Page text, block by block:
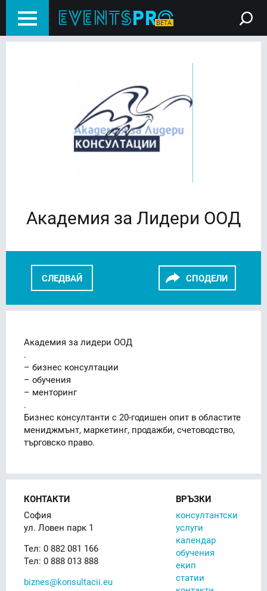
Академия за Лидери ООД
СЛЕДВАЙ СПОДЕЛИ
Академия за лидери ООД
.
– бизнес консултации
– обучения
– менторинг
.
Бизнес консултанти с 20-годишен опит в областите
мениджмънт, маркетинг, продажби, счетоводство,
търговско право.
КОНТАКТИ
София
ул. Ловен парк 1
Тел: 0 882 081 166
Тел: 0 888 013 888
biznes@konsultacii.eu
ВРЪЗКИ
консултантски
услуги
календар
обучения
екип
статии